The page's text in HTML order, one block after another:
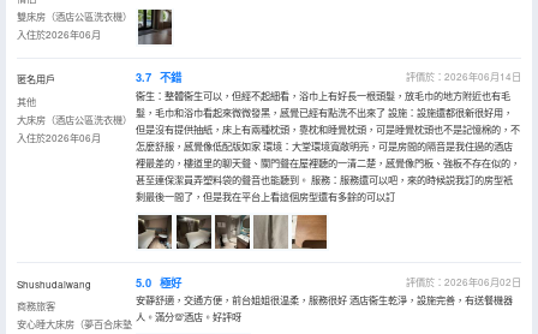
雙床房（酒店公區洗衣機）
入住於2026年06月
匿名用戶
其他
大床房（酒店公區洗衣機）
入住於2026年06月
3.7 不錯
評價於：2026年06月14日
衞生：整體衞生可以，但經不起細看，浴巾上有好長一根頭髮，放毛巾的地方附近也有毛
髮，毛巾和浴巾看起來微微發黑，感覺已經有點洗不出來了 設施：設施還都很新很好用，
但是沒有提供抽紙，床上有兩種枕頭，靠枕和睡覺枕頭，可是睡覺枕頭也不是記憶棉的，不
怎麼舒服，感覺像低配版如家 環境：大堂環境寬敞明亮，可是房間的隔音是我住過的酒店
裡最差的，樓道里的聊天聲、關門聲在屋裡聽的一清二楚，感覺像門板、強板不存在似的，
甚至連保潔員弄塑料袋的聲音也能聽到。 服務：服務還可以吧，來的時候説我訂的房型衹
剩最後一間了，但是我在平台上看這個房型還有多餘的可以訂
Shushudaiwang ￴￴ ￴ ￴￴
商務旅客
安心睡大床房（夢百合床墊
5.0 極好
評價於：2026年06月02日
安靜舒適，交通方便，前台姐姐很温柔，服務很好 酒店衞生乾淨，設施完善，有送餐機器
人。滿分💯酒店。好評呀